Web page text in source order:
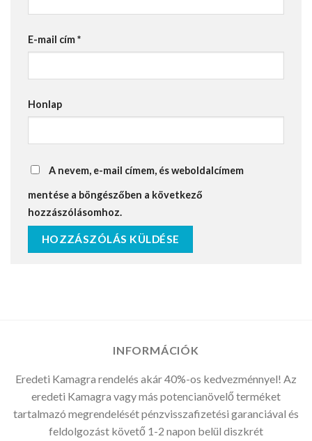
E-mail cím*
Honlap
A nevem, e-mail címem, és weboldalcímem
mentése a böngészőben a következő
hozzászólásomhoz.
INFORMÁCIÓK
Eredeti Kamagra rendelés akár 40%-os kedvezménnyel! Az
eredeti Kamagra vagy más potencianövelő terméket
tartalmazó megrendelését pénzvisszafizetési garanciával és
feldolgozást követő 1-2 napon belül diszkrét